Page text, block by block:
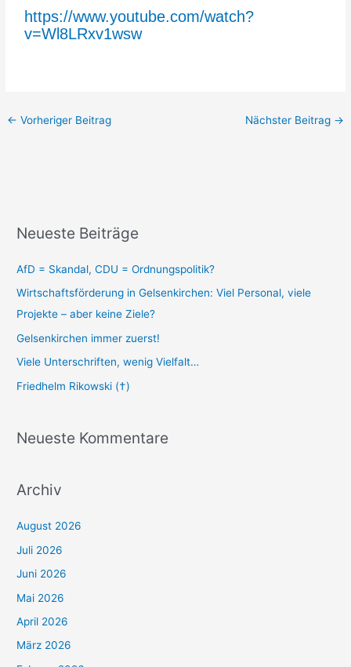
https://www.youtube.com/watch?
v=Wl8LRxv1wsw
← Vorheriger Beitrag Nächster Beitrag →
Neueste Beiträge
AfD = Skandal, CDU = Ordnungspolitik?
Wirtschaftsförderung in Gelsenkirchen: Viel Personal, viele
Projekte – aber keine Ziele?
Gelsenkirchen immer zuerst!
Viele Unterschriften, wenig Vielfalt…
Friedhelm Rikowski (†)
Neueste Kommentare
Archiv
August 2026
Juli 2026
Juni 2026
Mai 2026
April 2026
März 2026